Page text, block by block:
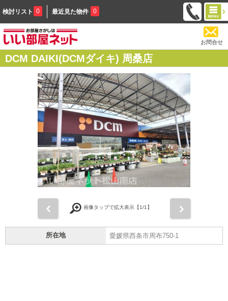
検討リスト 0 最近見た物件 0
お問合せ
DCM DAIKI(DCMダイキ) 周桑店
画像タップで拡大表示【1/1】
所在地 愛媛県西条市周布750-1